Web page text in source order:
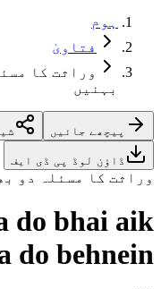
ہوم
فتاویٰ
وراثت کا
بہنیں
پیچھے جائیں
ڈاؤن لوڈ پی ڈی ایف
وراثت کا مسئلہ دو
do bhai aik
do behnein